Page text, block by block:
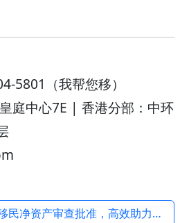
5801（我帮您移）
庭中心7E | 香港分部：中环
← 上一篇：新香港投资移民净资产审查批准，高效助力客户落户香港